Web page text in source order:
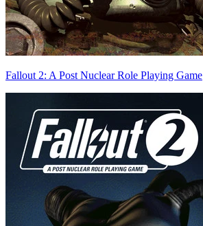
Fallout 2: A Post Nuclear Role Playing Game